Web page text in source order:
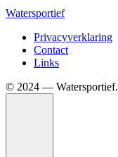
Watersportief
Privacyverklaring
Contact
Links
©️ 2024 — Watersportief.